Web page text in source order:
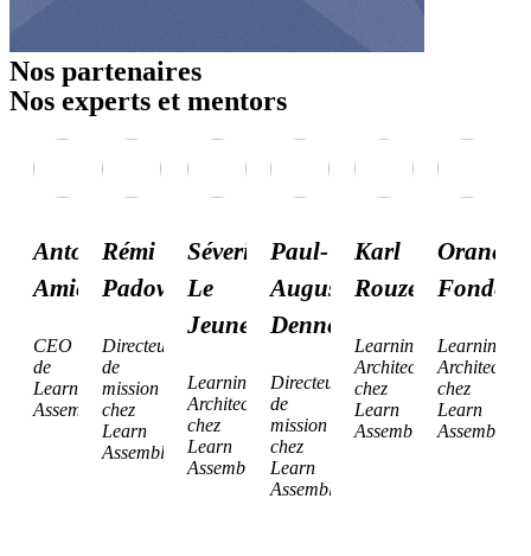
Nos partenaires
Nos experts et mentors
Antoine
Amiel
CEO
de
Learn
Assembly
Rémi
Padowski
Directeur
de
mission
chez
Learn
Assembly
Séverine
Le
Jeune
Learning
Architect
chez
Learn
Assembly
Paul-
Augustin
Dennery
Directeur
de
mission
chez
Learn
Assembly
Karl
Rouzé
Learning
Architect
chez
Learn
Assembly
Orane
Fondère
Learning
Architect
chez
Learn
Assembly